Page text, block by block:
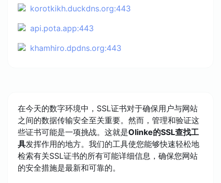
korotkikh.duckdns.org:443
api.pota.app:443
khamhiro.dpdns.org:443
在今天的数字环境中，SSL证书对于确保用户与网站
之间的数据传输安全至关重要。然而，管理和验证这
些证书可能是一项挑战。这就是Olinke的SSL查找工
具发挥作用的地方。我们的工具使您能够快速轻松地
检索有关SSL证书的所有可能详细信息，确保您网站
的安全措施是最新和可靠的。